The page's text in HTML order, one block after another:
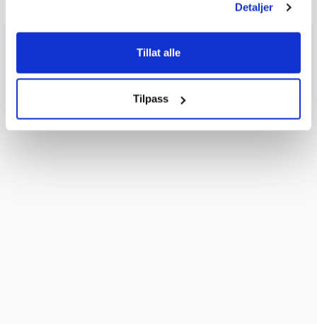
Detaljer
Tillat alle
Tilpass